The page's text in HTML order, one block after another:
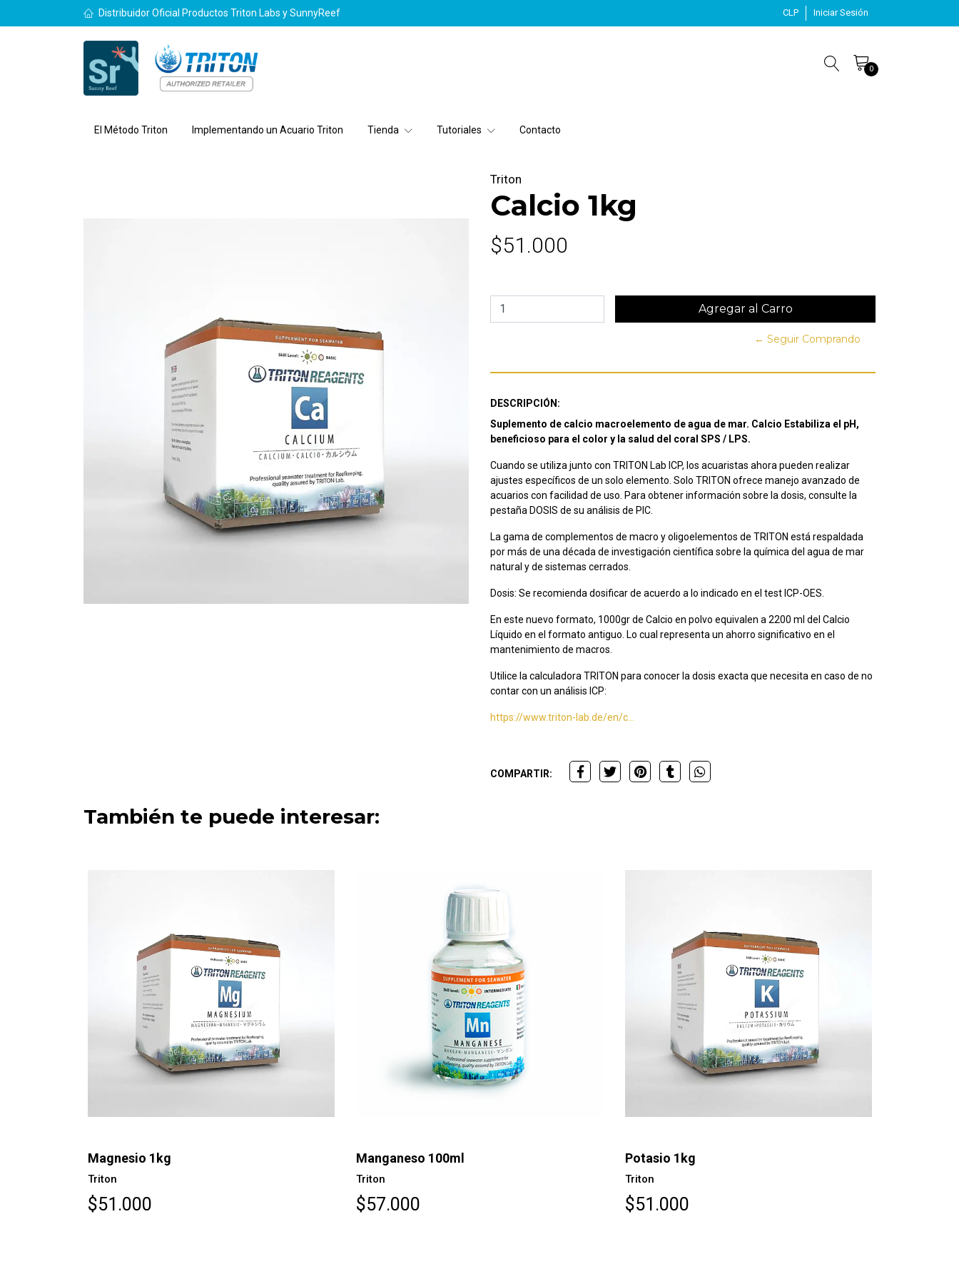
Distribuidor Oficial Productos Triton Labs y SunnyReef CLP Iniciar Sesión
0
El Método Triton Implementando un Acuario Triton Tienda Tutoriales Contacto
Triton
Calcio 1kg
$51.000
← Seguir Comprando
DESCRIPCIÓN:
Suplemento de calcio macroelemento de agua de mar. Calcio Estabiliza el pH,
beneficioso para el color y la salud del coral SPS / LPS.
Cuando se utiliza junto con TRITON Lab ICP, los acuaristas ahora pueden realizar
ajustes específicos de un solo elemento. Solo TRITON ofrece manejo avanzado de
acuarios con facilidad de uso. Para obtener información sobre la dosis, consulte la
pestaña DOSIS de su análisis de PIC.
La gama de complementos de macro y oligoelementos de TRITON está respaldada
por más de una década de investigación científica sobre la química del agua de mar
natural y de sistemas cerrados.
Dosis: Se recomienda dosificar de acuerdo a lo indicado en el test ICP-OES.
En este nuevo formato, 1000gr de Calcio en polvo equivalen a 2200 ml del Calcio
Líquido en el formato antiguo. Lo cual representa un ahorro significativo en el
mantenimiento de macros.
Utilice la calculadora TRITON para conocer la dosis exacta que necesita en caso de no
contar con un análisis ICP:
https://www.triton-lab.de/en/c...
COMPARTIR:
También te puede interesar:
Magnesio 1kg
Triton
$51.000
Manganeso 100ml
Triton
$57.000
Potasio 1kg
Triton
$51.000